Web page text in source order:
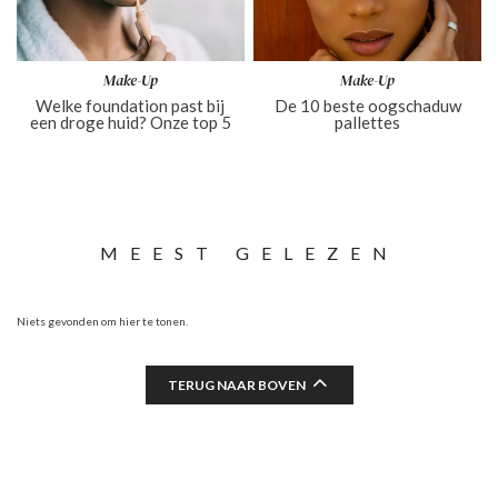
Make-Up
Welke foundation past bij
een droge huid? Onze top 5
Make-Up
De 10 beste oogschaduw
pallettes
MEEST GELEZEN
Niets gevonden om hier te tonen.
TERUG NAAR BOVEN